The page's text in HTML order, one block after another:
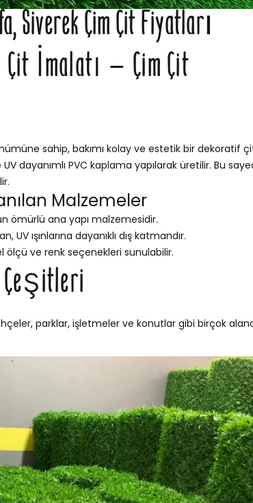
Siverek Çim Çit Fiyatları
İmalatı – Çim Çit
sahip, bakımı kolay ve estetik bir dekoratif
dayanımlı PVC kaplama yapılarak üretilir. Bu
Malzemeler
ömürlü ana yapı malzemesidir.
ışınlarına dayanıklı dış katmandır.
ve renk seçenekleri sunulabilir.
Çeşitleri
parklar, işletmeler ve konutlar gibi birçok